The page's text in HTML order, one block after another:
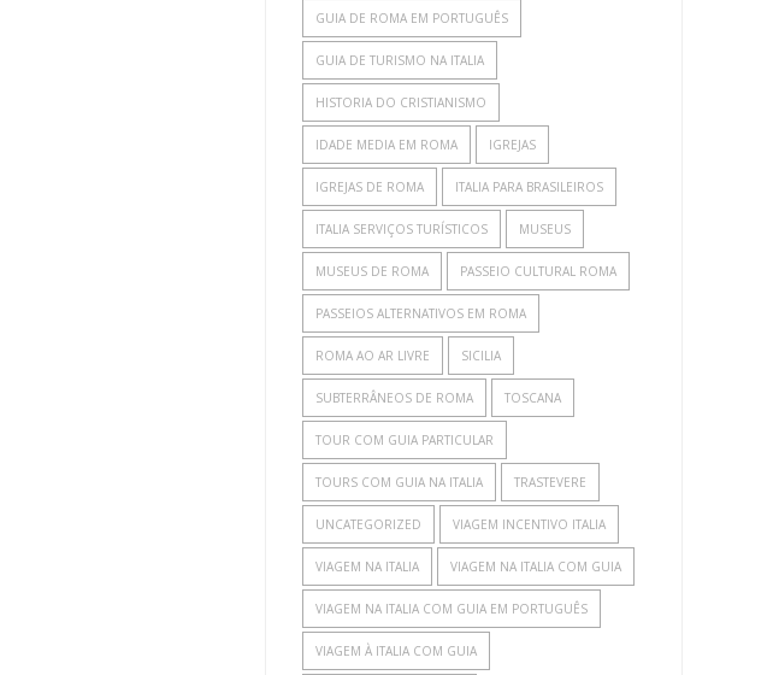
GUIA DE ROMA EM PORTUGUÊS
GUIA DE TURISMO NA ITALIA
HISTORIA DO CRISTIANISMO
IDADE MEDIA EM ROMA IGREJAS
IGREJAS DE ROMA ITALIA PARA BRASILEIROS
ITALIA SERVIÇOS TURÍSTICOS MUSEUS
MUSEUS DE ROMA PASSEIO CULTURAL ROMA
PASSEIOS ALTERNATIVOS EM ROMA
ROMA AO AR LIVRE SICILIA
SUBTERRÂNEOS DE ROMA TOSCANA
TOUR COM GUIA PARTICULAR
TOURS COM GUIA NA ITALIA TRASTEVERE
UNCATEGORIZED VIAGEM INCENTIVO ITALIA
VIAGEM NA ITALIA VIAGEM NA ITALIA COM GUIA
VIAGEM NA ITALIA COM GUIA EM PORTUGUÊS
VIAGEM À ITALIA COM GUIA